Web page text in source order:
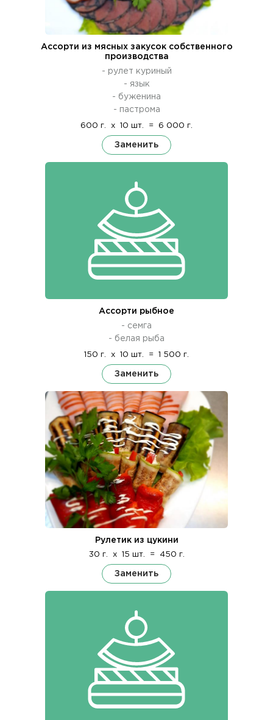
Ассорти из мясных закусок собственного
производства
- рулет куриный
- язык
- буженина
- пастрома
600 г. x 10 шт. = 6 000 г.
Заменить
Ассорти рыбное
- семга
- белая рыба
150 г. x 10 шт. = 1 500 г.
Заменить
Рулетик из цукини
30 г. x 15 шт. = 450 г.
Заменить